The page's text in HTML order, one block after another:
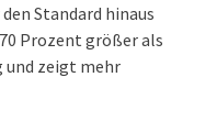
Standard hinaus
Prozent größer als
und zeigt mehr